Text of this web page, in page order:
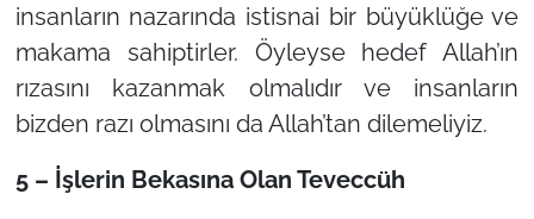
insanların nazarında istisnai bir büyüklüğe ve
makama sahiptirler. Öyleyse hedef Allah’ın
rızasını kazanmak olmalıdır ve insanların
bizden razı olmasını da Allah’tan dilemeliyiz.
5 – İşlerin Bekasına Olan Teveccüh